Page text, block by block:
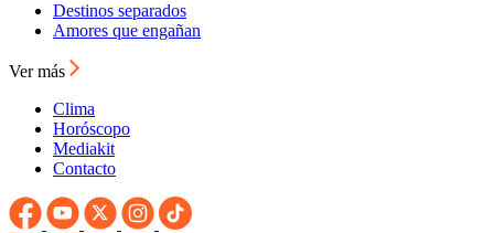
Destinos separados
Amores que engañan
Ver más
Clima
Horóscopo
Mediakit
Contacto